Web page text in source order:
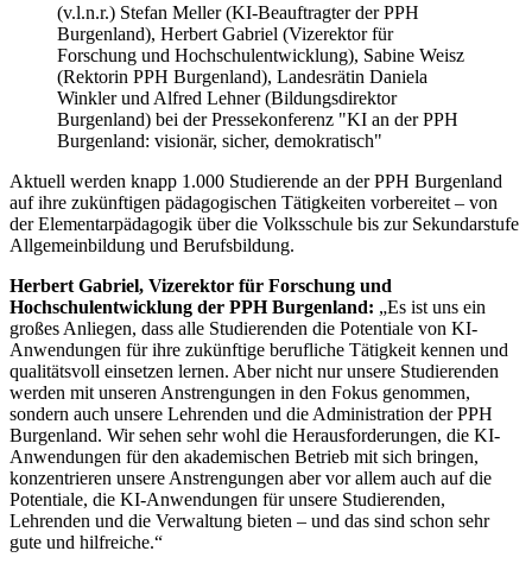
(v.l.n.r.) Stefan Meller (KI-Beauftragter der PPH
Burgenland), Herbert Gabriel (Vizerektor für
Forschung und Hochschulentwicklung), Sabine Weisz
(Rektorin PPH Burgenland), Landesrätin Daniela
Winkler und Alfred Lehner (Bildungsdirektor
Burgenland) bei der Pressekonferenz "KI an der PPH
Burgenland: visionär, sicher, demokratisch"
Aktuell werden knapp 1.000 Studierende an der PPH Burgenland
auf ihre zukünftigen pädagogischen Tätigkeiten vorbereitet – von
der Elementarpädagogik über die Volksschule bis zur Sekundarstufe
Allgemeinbildung und Berufsbildung.
Herbert Gabriel, Vizerektor für Forschung und
Hochschulentwicklung der PPH Burgenland: „Es ist uns ein
großes Anliegen, dass alle Studierenden die Potentiale von KI-
Anwendungen für ihre zukünftige berufliche Tätigkeit kennen und
qualitätsvoll einsetzen lernen. Aber nicht nur unsere Studierenden
werden mit unseren Anstrengungen in den Fokus genommen,
sondern auch unsere Lehrenden und die Administration der PPH
Burgenland. Wir sehen sehr wohl die Herausforderungen, die KI-
Anwendungen für den akademischen Betrieb mit sich bringen,
konzentrieren unsere Anstrengungen aber vor allem auch auf die
Potentiale, die KI-Anwendungen für unsere Studierenden,
Lehrenden und die Verwaltung bieten – und das sind schon sehr
gute und hilfreiche.“